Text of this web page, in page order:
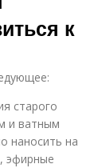
к
старого
и ватным
наносить на
эфирные